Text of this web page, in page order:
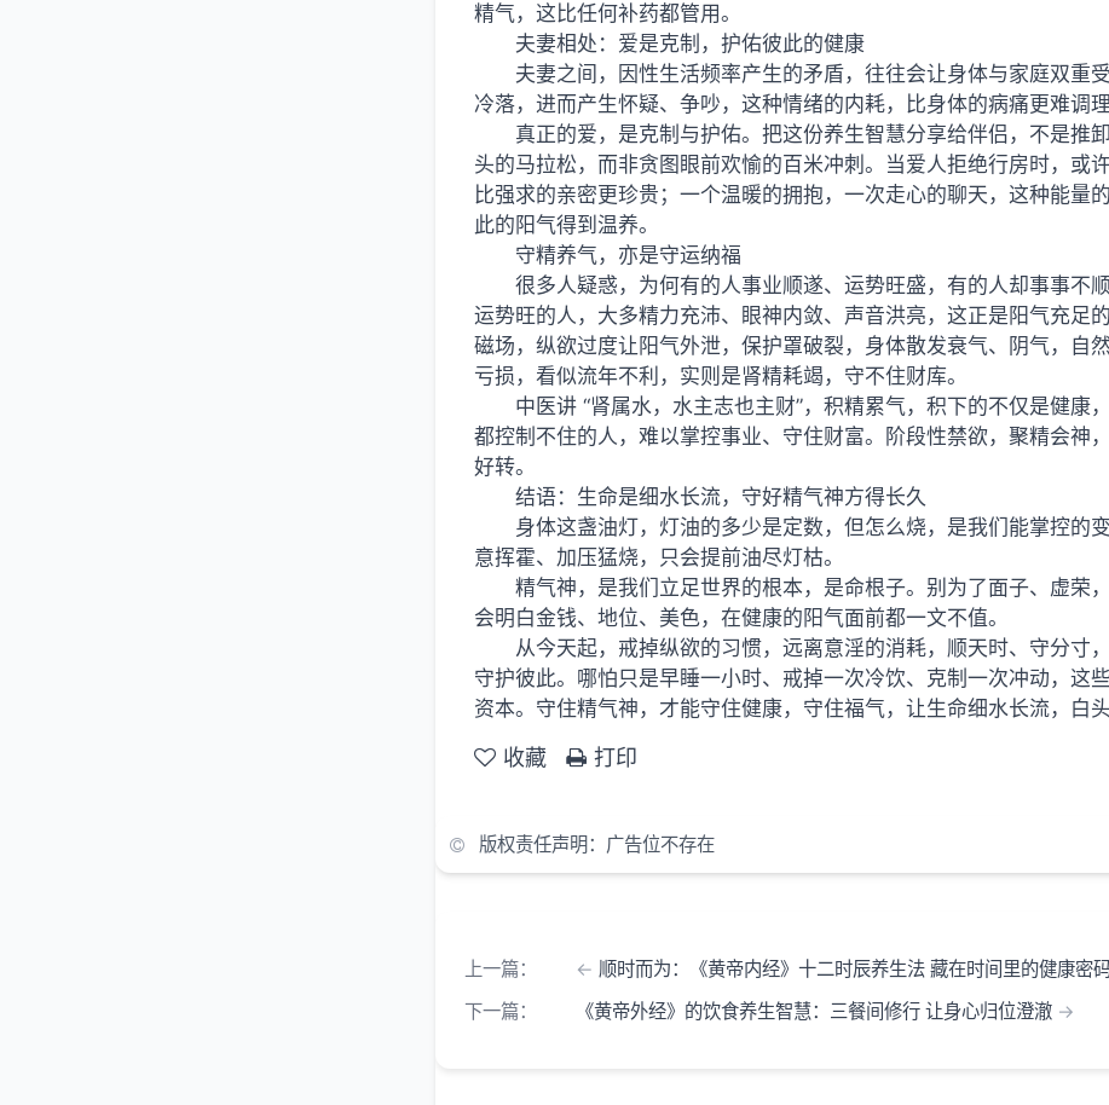
精气，这比任何补药都管用。
夫妻相处：爱是克制，护佑彼此的健康
夫妻之间，因性生活频率产生的矛盾，往往会让身体与家庭双重
冷落，进而产生怀疑、争吵，这种情绪的内耗，比身体的病痛更难调理
真正的爱，是克制与护佑。把这份养生智慧分享给伴侣，不是推
头的马拉松，而非贪图眼前欢愉的百米冲刺。当爱人拒绝行房时，或
比强求的亲密更珍贵；一个温暖的拥抱，一次走心的聊天，这种能量
此的阳气得到温养。
守精养气，亦是守运纳福
很多人疑惑，为何有的人事业顺遂、运势旺盛，有的人却事事不
运势旺的人，大多精力充沛、眼神内敛、声音洪亮，这正是阳气充足
磁场，纵欲过度让阳气外泄，保护罩破裂，身体散发衰气、阴气，自
亏损，看似流年不利，实则是肾精耗竭，守不住财库。
中医讲 “肾属水，水主志也主财”，积精累气，积下的不仅是健康
都控制不住的人，难以掌控事业、守住财富。阶段性禁欲，聚精会神
好转。
结语：生命是细水长流，守好精气神方得长久
身体这盏油灯，灯油的多少是定数，但怎么烧，是我们能掌控的
意挥霍、加压猛烧，只会提前油尽灯枯。
精气神，是我们立足世界的根本，是命根子。别为了面子、虚荣
会明白金钱、地位、美色，在健康的阳气面前都一文不值。
从今天起，戒掉纵欲的习惯，远离意淫的消耗，顺天时、守分寸
守护彼此。哪怕只是早睡一小时、戒掉一次冷饮、克制一次冲动，这
资本。守住精气神，才能守住健康，守住福气，让生命细水长流，白头
收藏 打印
版权责任声明：广告位不存在
上一篇：
顺时而为：《黄帝内经》十二时辰养生法 藏在时间里的健康密
下一篇：
《黄帝外经》的饮食养生智慧：三餐间修行 让身心归位澄澈